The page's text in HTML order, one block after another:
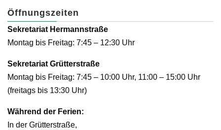
Öffnungszeiten
Sekretariat Hermannstraße
Montag bis Freitag: 7:45 – 12:30 Uhr
Sekretariat Grütterstraße
Montag bis Freitag: 7:45 – 10:00 Uhr, 11:00 – 15:00 Uhr
(freitags bis 13:30 Uhr)
Während der Ferien:
In der Grütterstraße,